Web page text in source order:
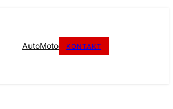
AutoMoto KONTAKT